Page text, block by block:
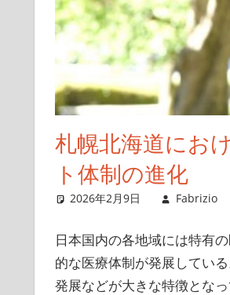
札幌北海道にお
ト体制の進化
2026年2月9日 Fabrizio
日本国内の各地域には特有
的な医療体制が発展している
発展などが大きな特徴とな